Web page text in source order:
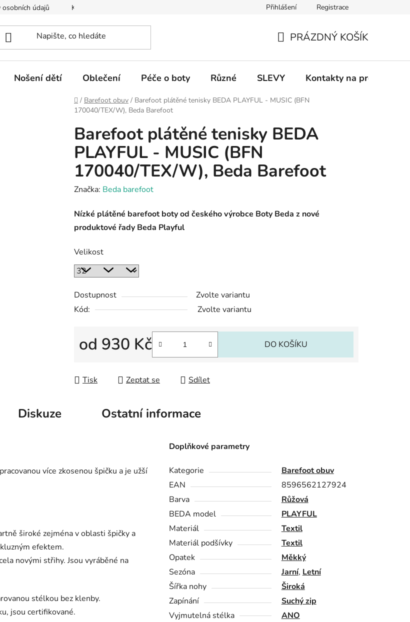
údajů Kontakty na prodejny Informace k on-line platbám Odstoupení od
Přihlášení Registrace
KOŠÍK
PRÁZDNÝ KOŠÍK
Nošení dětí Oblečení Péče o boty Různé SLEVY Kontakty na prodejny
Domů
/ Barefoot obuv / Barefoot plátěné tenisky BEDA PLAYFUL - MUSIC (BFN
170040/TEX/W), Beda Barefoot
Barefoot plátěné tenisky BEDA
PLAYFUL - MUSIC (BFN
170040/TEX/W), Beda Barefoot
Značka: Beda barefoot
Nízké plátěné barefoot boty od českého výrobce Boty Beda z nové
produktové řady Beda Playful
Velikost
Dostupnost
Zvolte variantu
Kód:
Zvolte variantu
od 930 Kč DO KOŠÍKU
Tisk Zeptat se Sdílet
Diskuze Ostatní informace
více zkosenou špičku a je užší
široké zejména v oblasti špičky a
efektem.
novými střihy. Jsou vyráběné na
stélkou bez klenby.
jsou certifikované.
Doplňkové parametry
Kategorie
Barefoot obuv
EAN
8596562127924
Barva
Růžová
BEDA model
PLAYFUL
Materiál
Textil
Materiál podšívky
Textil
Opatek
Měkký
Sezóna
Jarní, Letní
Šířka nohy
Široká
Zapínání
Suchý zip
Vyjmutelná stélka
ANO